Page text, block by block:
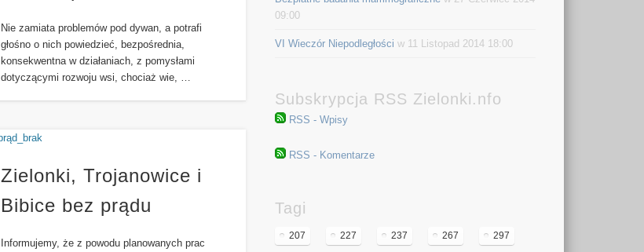
Nie zamiata problemów pod dywan, a potrafi
głośno o nich powiedzieć, bezpośrednia,
konsekwentna w działaniach, z pomysłami
dotyczącymi rozwoju wsi, chociaż wie, …
Zielonki, Trojanowice i
Bibice bez prądu
Informujemy, że z powodu planowanych prac
09:00
VI Wieczór Niepodległości w 11 Listopad 2014 18:00
Subskrypcja RSS Zielonki.nfo
RSS - Wpisy
RSS - Komentarze
Tagi
207 227 237 267 297